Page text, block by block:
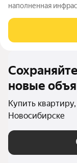
наполненная
многообразие
новые
Купить
Новосибирске